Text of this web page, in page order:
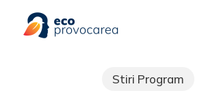
Stiri Program